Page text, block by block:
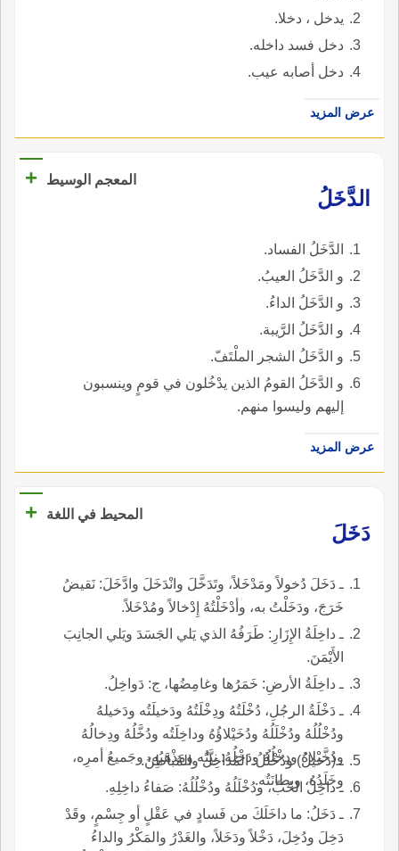
يدخل ، دخلا.
دخل فسد داخله.
دخل أصابه عيب.
عرض المزيد
المعجم الوسيط
+
الدَّخَلُ
الدَّخَلُ الفساد.
و الدَّخَلُ العيبُ.
و الدَّخَلُ الداءُ.
و الدَّخَلُ الرَّيبة.
و الدَّخَلُ الشجر الملْتَفّ.
و الدَّخَلُ القومُ الذين يدْخُلون في قومٍ وينسبون
إليهم وليسوا منهم.
عرض المزيد
المحيط في اللغة
+
دَخَلَ
ـ دَخَلَ دُخولاً ومَدْخَلاً، وتَدَخَّلَ وانْدَخَلَ وادَّخَلَ: نَقيضُ
خَرَجَ، ودَخَلْتُ به، وأدْخَلْتُهُ إِدْخالاً ومُدْخَلاً.
ـ داخِلَةُ الإِزَارِ: طَرَفُهُ الذي يَلي الجَسَدَ ويَلي الجانِبَ
الأَيْمَنَ.
ـ داخِلَةُ الأرضِ: خَمَرُها وغامِضُها، ج: دَواخِلُ.
ـ دَخْلَةُ الرجُلِ، دُخْلَتُهُ ودِخْلَتُهُ ودَخيلَتُه ودَخيلهُ
ودُخْلُلُهُ ودُخْلَلُهُ ودُخَيْلاؤُهُ وداخِلَتُه ودُخَّلُهُ ودِخالُهُ
ودُخَّيْلاهُ ودِخْلُهُ ودَخْلُهُ: نِيَّتُه ومَذْهَبُه، وجَميعُ أمرِه،
وخَلَدُهُ، وبِطانَتُه.
ـ (دَخيلُ) ودُخْلُلُ: المُداخِلُ والمُباطِنُ.
ـ داخِلُ الحُبِّ، ودُخْلَلُهُ ودُخْلُلُهُ: صَفاءُ داخِلِهِ.
ـ دَخَلُ: ما داخَلَكَ من فَسادٍ في عَقْلٍ أو جِسْمٍ، وقَدْ
دَخِلَ ودُخِلَ، دَخْلاً ودَخَلاً، والغَدْرُ والمَكْرُ والداءُ